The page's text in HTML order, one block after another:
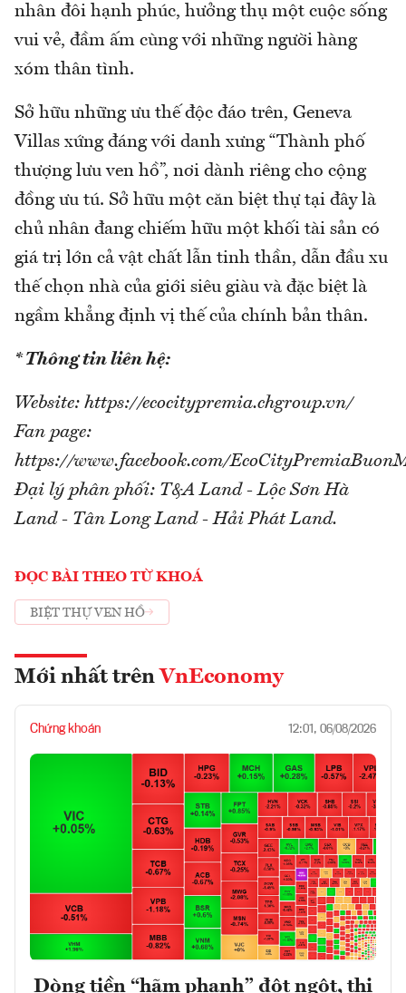
nhân đôi hạnh phúc, hưởng thụ một cuộc sống
vui vẻ, đầm ấm cùng với những người hàng
xóm thân tình.
Sở hữu những ưu thế độc đáo trên, Geneva
Villas xứng đáng với danh xưng “Thành phố
thượng lưu ven hồ”, nơi dành riêng cho cộng
đồng ưu tú. Sở hữu một căn biệt thự tại đây là
chủ nhân đang chiếm hữu một khối tài sản có
giá trị lớn cả vật chất lẫn tinh thần, dẫn đầu xu
thế chọn nhà của giới siêu giàu và đặc biệt là
ngầm khẳng định vị thế của chính bản thân.
* Thông tin liên hệ:
Website: https://ecocitypremia.chgroup.vn/
Fan page:
https://www.facebook.com/
Đại lý phân phối: T&A Land - Lộc Sơn Hà
Land - Tân Long Land - Hải Phát Land.
ĐỌC BÀI THEO TỪ KHOÁ
BIỆT THỰ VEN HỒ
Mới nhất trên VnEconomy
Chứng khoán 12:01, 06/08/2026
Dòng tiền “hãm phanh” đột ngột, thị